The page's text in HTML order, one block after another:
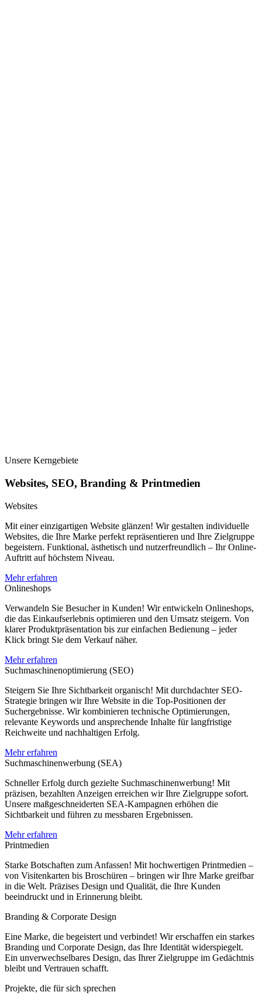
Unsere Kerngebiete
Websites, SEO, Branding & Printmedien
Websites
Mit einer einzigartigen Website glänzen! Wir gestalten individuelle
Websites, die Ihre Marke perfekt repräsentieren und Ihre Zielgruppe
begeistern. Funktional, ästhetisch und nutzerfreundlich – Ihr Online-
Auftritt auf höchstem Niveau.
Mehr erfahren
Onlineshops
Verwandeln Sie Besucher in Kunden! Wir entwickeln Onlineshops,
die das Einkaufserlebnis optimieren und den Umsatz steigern. Von
klarer Produktpräsentation bis zur einfachen Bedienung – jeder
Klick bringt Sie dem Verkauf näher.
Mehr erfahren
Suchmaschinenoptimierung (SEO)
Steigern Sie Ihre Sichtbarkeit organisch! Mit durchdachter SEO-
Strategie bringen wir Ihre Website in die Top-Positionen der
Suchergebnisse. Wir kombinieren technische Optimierungen,
relevante Keywords und ansprechende Inhalte für langfristige
Reichweite und nachhaltigen Erfolg.
Mehr erfahren
Suchmaschinenwerbung (SEA)
Schneller Erfolg durch gezielte Suchmaschinenwerbung! Mit
präzisen, bezahlten Anzeigen erreichen wir Ihre Zielgruppe sofort.
Unsere maßgeschneiderten SEA-Kampagnen erhöhen die
Sichtbarkeit und führen zu messbaren Ergebnissen.
Mehr erfahren
Printmedien
Starke Botschaften zum Anfassen! Mit hochwertigen Printmedien –
von Visitenkarten bis Broschüren – bringen wir Ihre Marke greifbar
in die Welt. Präzises Design und Qualität, die Ihre Kunden
beeindruckt und in Erinnerung bleibt.
Branding & Corporate Design
Eine Marke, die begeistert und verbindet! Wir erschaffen ein starkes
Branding und Corporate Design, das Ihre Identität widerspiegelt.
Ein unverwechselbares Design, das Ihrer Zielgruppe im Gedächtnis
bleibt und Vertrauen schafft.
Projekte, die für sich sprechen